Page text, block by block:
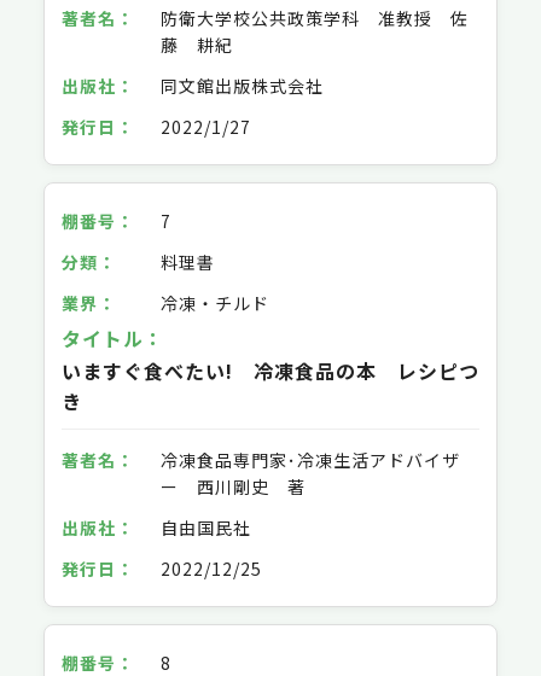
防衛大学校公共政策学科 准教授 佐
藤 耕紀
同文館出版株式会社
2022/1/27
7
料理書
冷凍・チルド
いますぐ食べたい! 冷凍食品の本 レシピつ
き
冷凍食品専門家･冷凍生活アドバイザ
ー 西川剛史 著
自由国民社
2022/12/25
8